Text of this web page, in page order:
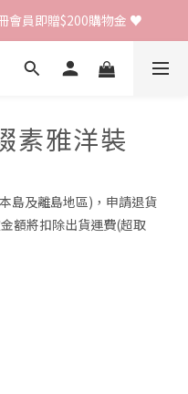
會員即贈$200購物金 ♥
會員即贈$200購物金 ♥
免運 🚚
素雅洋裝
島及離島地區)，申請退貨
額將扣除出貨運費(超取